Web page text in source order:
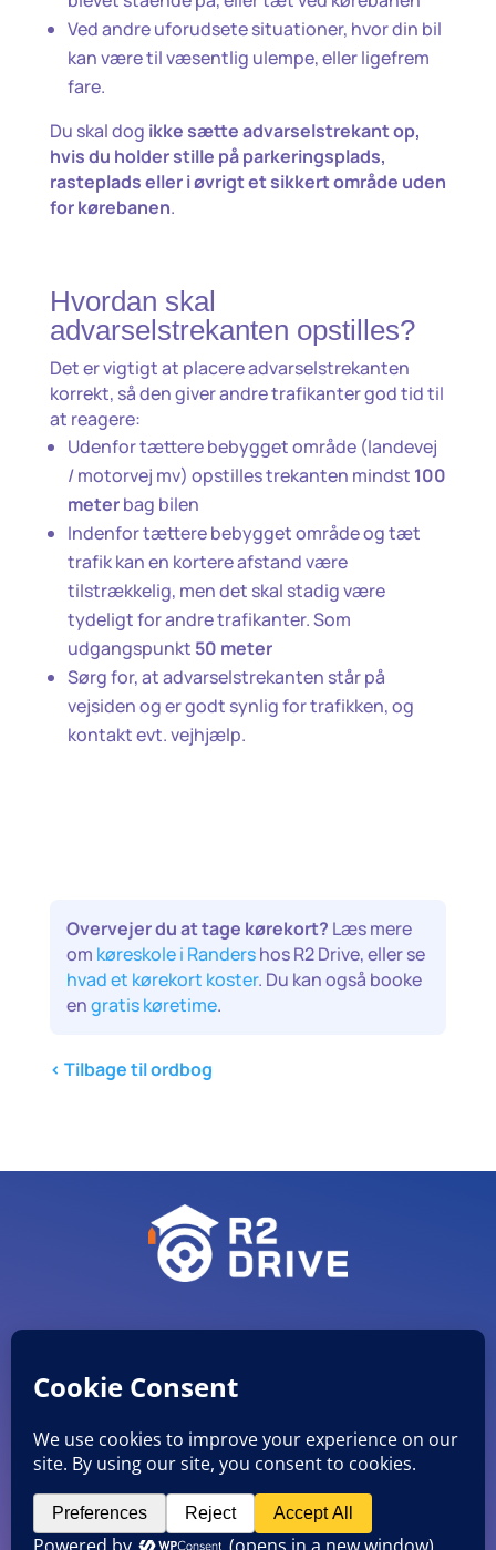
Ved andre uforudsete situationer, hvor din bil
kan være til væsentlig ulempe, eller ligefrem
fare.
Du skal dog ikke sætte advarselstrekant op,
hvis du holder stille på parkeringsplads,
rasteplads eller i øvrigt et sikkert område uden
for kørebanen.
Hvordan skal
advarselstrekanten opstilles?
Det er vigtigt at placere advarselstrekanten
korrekt, så den giver andre trafikanter god tid til
at reagere:
Udenfor tættere bebygget område (landevej
/ motorvej mv) opstilles trekanten mindst 100
meterbag bilen
Indenfor tættere bebygget område og tæt
trafik kan en kortere afstand være
tilstrækkelig, men det skal stadig være
tydeligt for andre trafikanter. Som
udgangspunkt 50 meter
Sørg for, at advarselstrekanten står på
vejsiden og er godt synlig for trafikken, og
kontakt evt. vejhjælp.
Overvejer du at tage kørekort? Læs mere
om køreskole i Randershos R2 Drive, eller se
hvad et kørekort koster. Du kan også booke
engratis køretime.
< Tilbage til ordbog
CVR nr. 38051482
Mobil: 27846920 E-mail: info@r2drive.dk
Rådmands Boulevard 5 st.th., 8900 Randers C